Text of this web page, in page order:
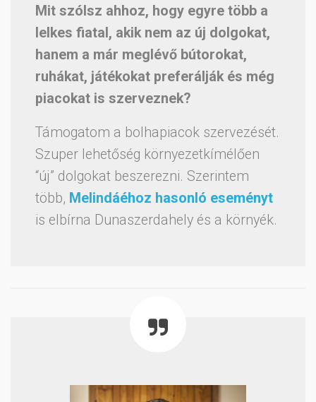
Mit szólsz ahhoz, hogy egyre több a
lelkes fiatal, akik nem az új dolgokat,
hanem a már meglévő bútorokat,
ruhákat, játékokat preferálják és még
piacokat is szerveznek?
Támogatom a bolhapiacok szervezését.
Szuper lehetőség környezetkímélően
“új” dolgokat beszerezni. Szerintem
több, Melindáéhoz hasonló eseményt
is elbírna Dunaszerdahely és a környék.